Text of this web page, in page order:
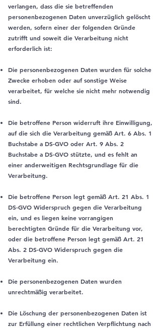
verlangen, dass die sie betreffenden
personenbezogenen Daten unverzüglich gelöscht
werden, sofern einer der folgenden Gründe
zutrifft und soweit die Verarbeitung nicht
erforderlich ist:
Die personenbezogenen Daten wurden für solche
Zwecke erhoben oder auf sonstige Weise
verarbeitet, für welche sie nicht mehr notwendig
sind.
Die betroffene Person widerruft ihre Einwilligung,
auf die sich die Verarbeitung gemäß Art. 6 Abs. 1
Buchstabe a DS-GVO oder Art. 9 Abs. 2
Buchstabe a DS-GVO stützte, und es fehlt an
einer anderweitigen Rechtsgrundlage für die
Verarbeitung.
Die betroffene Person legt gemäß Art. 21 Abs. 1
DS-GVO Widerspruch gegen die Verarbeitung
ein, und es liegen keine vorrangigen
berechtigten Gründe für die Verarbeitung vor,
oder die betroffene Person legt gemäß Art. 21
Abs. 2 DS-GVO Widerspruch gegen die
Verarbeitung ein.
Die personenbezogenen Daten wurden
unrechtmäßig verarbeitet.
Die Löschung der personenbezogenen Daten ist
zur Erfüllung einer rechtlichen Verpflichtung nach